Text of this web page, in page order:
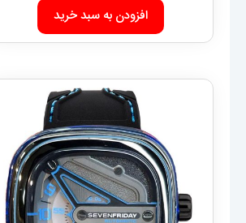
افزودن به سبد خرید